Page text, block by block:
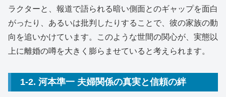
ラクターと、報道で語られる暗い側面とのギャップを面白
がったり、あるいは批判したりすることで、彼の家族の動
向を追いかけています。このような世間の関心が、実態以
上に離婚の噂を大きく膨らませていると考えられます。
1-2. 河本準一 夫婦関係の真実と信頼の絆